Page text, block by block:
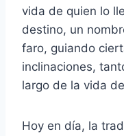
vida de quien lo
destino, un
faro, guiando
inclinaciones,
largo de la vida
Hoy en día, la